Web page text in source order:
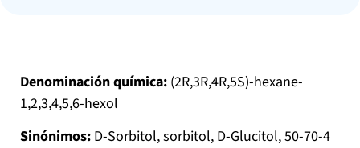
Denominación química: (2R,3R,4R,5S)-hexane-
1,2,3,4,5,6-hexol
Sinónimos: D-Sorbitol, sorbitol, D-Glucitol, 50-70-4